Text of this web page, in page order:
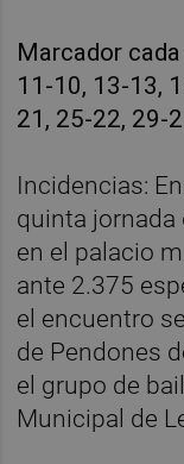
Marcador
11-10, 13-13,
21, 25-22, 29-
Incidencias:
quinta jornada
en el palacio
ante 2.375
el encuentro
de Pendones
el grupo de
Municipal de